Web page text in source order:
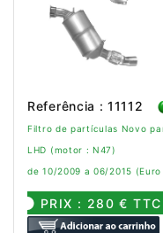
Referência : 11112
Filtro de partículas Novo
LHD (motor : N47)
de 10/2009 a 06/2015
PRIX : 280 € TTC